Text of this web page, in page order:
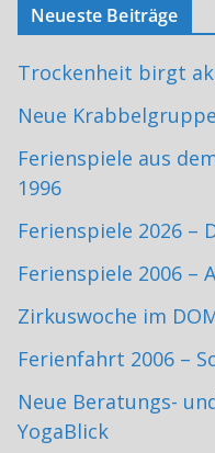
Neueste Beiträge
Trockenheit birgt
Neue
Ferienspiele aus
1996
Ferienspiele 2026 –
Ferienspiele 2006 –
Zirkuswoche im
Ferienfahrt 2006 –
Neue Beratungs-
YogaBlick